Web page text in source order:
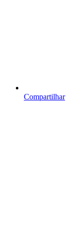
Compartilhar